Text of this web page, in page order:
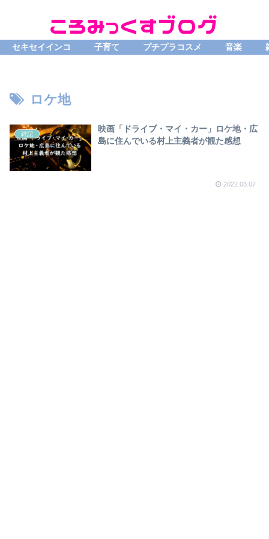
セキセイインコ 子育て プチプラコスメ 音楽
ロケ地
雑記
映画「ドライブ・マイ・カー」ロケ地・広
島に住んでいる村上主義者が観た感想
2022.03.07